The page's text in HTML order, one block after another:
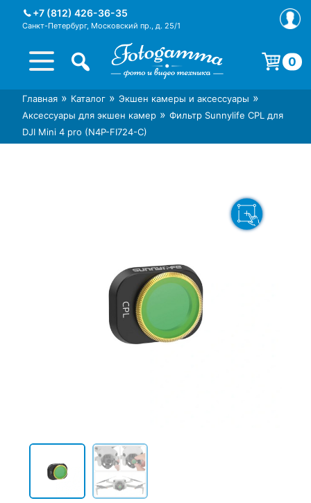
+7 (812) 426-36-35
Санкт-Петербург, Московский пр., д. 25/1
Интернет-магазин фототехники
Foto-Gamma в СПб
Магазин фотоаксессуаров foto-
gamma.ru
0
Корзина пуста.
Главная » Каталог » Экшен камеры и аксессуары »
Аксессуары для экшен камер » Фильтр Sunnylife CPL для
DJI Mini 4 pro (N4P-FI724-C)